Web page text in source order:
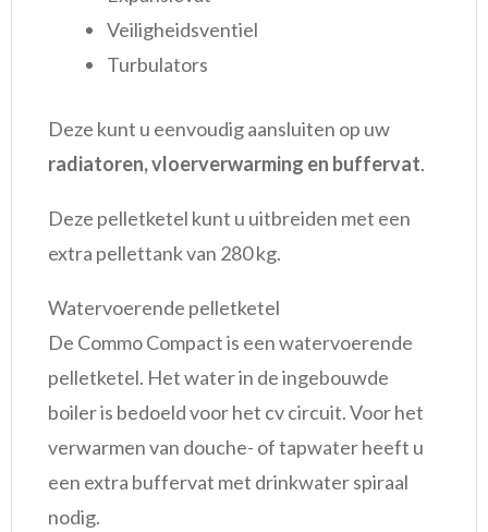
Veiligheidsventiel
Turbulators
Deze kunt u eenvoudig aansluiten op uw
radiatoren, vloerverwarming en buffervat.
Deze pelletketel kunt u uitbreiden met een
extra pellettank van 280 kg.
Watervoerende pelletketel
De Commo Compact is een watervoerende
pelletketel. Het water in de ingebouwde
boiler is bedoeld voor het cv circuit. Voor het
verwarmen van douche- of tapwater heeft u
een extra buffervat met drinkwater spiraal
nodig.